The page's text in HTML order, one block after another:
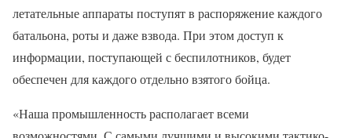
летательные аппараты поступят в распоряжение каждого
батальона, роты и даже взвода. При этом доступ к
информации, поступающей с беспилотников, будет
обеспечен для каждого отдельно взятого бойца.
«Наша промышленность располагает всеми